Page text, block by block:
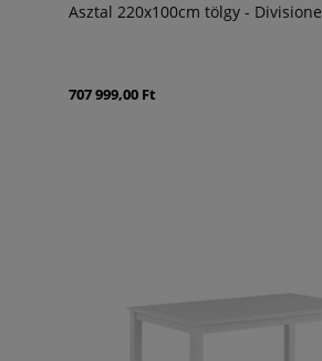
Asztal 220x100cm tölgy - Divisione
707 999,00 Ft